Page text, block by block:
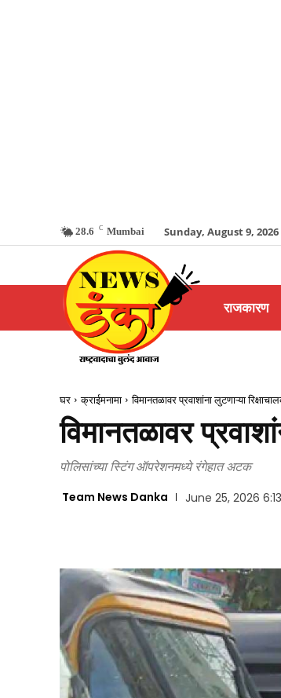
28.6 C Mumbai Sunday, August 9, 2026
राजकारण
घर क्राईमनामा विमानतळावर प्रवाशांना लुटणाऱ्या
विमानतळावर
पोलिसांच्या स्टिंग ऑपरेशनमध्ये रंगेहात अटक
Team News Danka June 25, 2026